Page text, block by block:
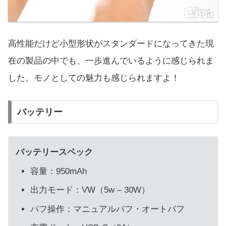
高性能だけど小型形状がスタンダードになってきた現
在の製品の中でも、一歩進んでいるように感じられま
した。モノとしての魅力も感じられますよ！
バッテリー
バッテリースペック
容量：950mAh
出力モード：VW（5w – 30W）
パフ操作：マニュアルパフ・オートパフ